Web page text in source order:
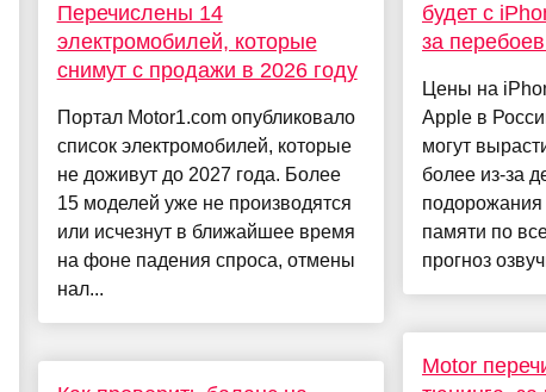
Перечислены 14
электромобилей, которые
снимут с продажи в 2026 году
Портал Motor1.com опубликовало
список электромобилей, которые
не доживут до 2027 года. Более
15 моделей уже не производятся
или исчезнут в ближайшее время
на фоне падения спроса, отмены
нал...
будет с
за
Цены на
Apple в
могут
более из-за
подорожания
памяти по
прогноз
Motor